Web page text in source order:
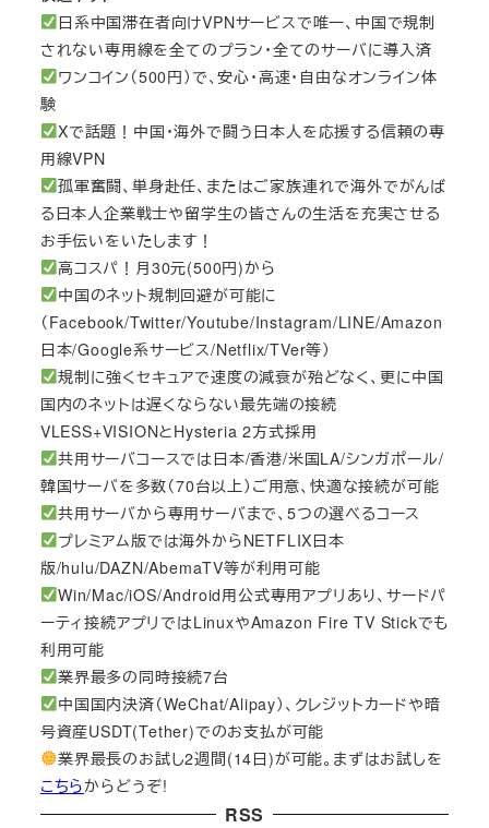
日系中国滞在者向けVPNサービスで唯一、中国で規制
されない専用線を全てのプラン・全てのサーバに導入済
ワンコイン（500円）で、安心・高速・自由なオンライン体
験
Xで話題！中国・海外で闘う日本人を応援する信頼の専
用線VPN
孤軍奮闘、単身赴任、またはご家族連れで海外でがんば
る日本人企業戦士や留学生の皆さんの生活を充実させる
お手伝いをいたします！
高コスパ！月30元(500円)から
中国のネット規制回避が可能に
（Facebook/Twitter/Youtube/Instagram/LINE/Amazon
日本/Google系サービス/Netflix/TVer等）
規制に強くセキュアで速度の減衰が殆どなく、更に中国
国内のネットは遅くならない最先端の接続
VLESS+VISIONとHysteria 2方式採用
共用サーバコースでは日本/香港/米国LA/シンガポール/
韓国サーバを多数（70台以上）ご用意、快適な接続が可能
共用サーバから専用サーバまで、5つの選べるコース
プレミアム版では海外からNETFLIX日本
版/hulu/DAZN/AbemaTV等が利用可能
Win/Mac/iOS/Android用公式専用アプリあり、サードパ
ーティ接続アプリではLinuxやAmazon Fire TV Stickでも
利用可能
業界最多の同時接続7台
中国国内決済（WeChat/Alipay）、クレジットカードや暗
号資産USDT(Tether)でのお支払が可能
業界最長のお試し2週間(14日)が可能。まずはお試しを
こちらからどうぞ!
RSS